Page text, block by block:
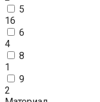
5
16
6
4
8
1
9
2